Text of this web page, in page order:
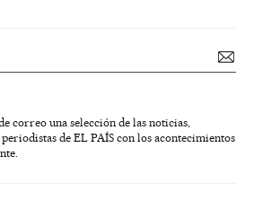
correo una selección de las noticias,
de EL PAÍS con los acontecimientos